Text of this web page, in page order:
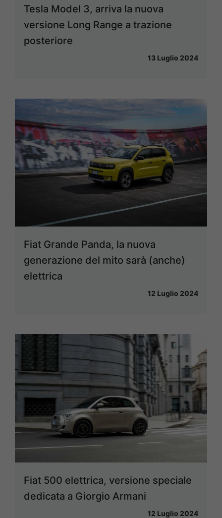
Tesla Model 3, arriva la nuova
versione Long Range a trazione
posteriore
13 Luglio 2024
Fiat Grande Panda, la nuova
generazione del mito sarà (anche)
elettrica
12 Luglio 2024
Fiat 500 elettrica, versione speciale
dedicata a Giorgio Armani
12 Luglio 2024